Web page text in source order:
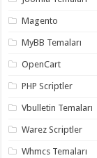
Magento
MyBB Temaları
OpenCart
PHP Scriptler
Vbulletin Temaları
Warez Scriptler
Whmcs Temaları